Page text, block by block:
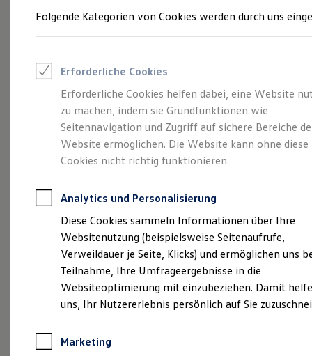
Junge Gebrauchtwagen und Gebrauchtwagen
Saisonangebote
Leasing
Leasing-Angebote
Gebrauchtwagen Leasing
Junge Gebrauchtwagen-Leasing
Elektroauto Leasing
Kleinwagen-Leasing
Leasing ohne Anzahlung
Autokredit mit Schlussrate
Versicherungen und Garantien
Kfz-Versicherung
Restschuldversicherungen
Garantien
Wartungsverträge
Geschäftskunden
Professional Class bei Volkswagen
Großkunden
Behörden
Anpfiff zum Gewinn
Mehr Raum für alle(s).
Der Tayron.
Folgende Kategorien von Cookies werden durch uns
Erforderliche Cookies
Erforderliche Cookies helfen dabei, eine Website
zu machen, indem sie Grundfunktionen wie
Seitennavigation und Zugriff auf sichere Bereiche
Website ermöglichen. Die Website kann ohne diese
Cookies nicht richtig funktionieren.
Analytics und Personalisierung
Diese Cookies sammeln Informationen über Ihre
Websitenutzung (beispielsweise Seitenaufrufe,
Verweildauer je Seite, Klicks) und ermöglichen uns
Teilnahme, Ihre Umfrageergebnisse in die
Websiteoptimierung mit einzubeziehen. Damit
uns, Ihr Nutzererlebnis persönlich auf Sie
Marketing